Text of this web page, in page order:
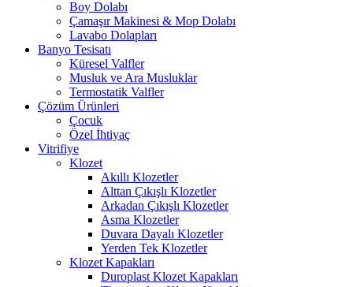
Boy Dolabı
Çamaşır Makinesi & Mop Dolabı
Lavabo Dolapları
Banyo Tesisatı
Küresel Valfler
Musluk ve Ara Musluklar
Termostatik Valfler
Çözüm Ürünleri
Çocuk
Özel İhtiyaç
Vitrifiye
Klozet
Akıllı Klozetler
Alttan Çıkışlı Klozetler
Arkadan Çıkışlı Klozetler
Asma Klozetler
Duvara Dayalı Klozetler
Yerden Tek Klozetler
Klozet Kapakları
Duroplast Klozet Kapakları